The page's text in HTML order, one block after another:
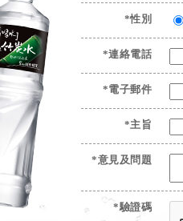
*性別
*連絡電話
*電子郵件
*主旨
*意見及問題
*驗證碼